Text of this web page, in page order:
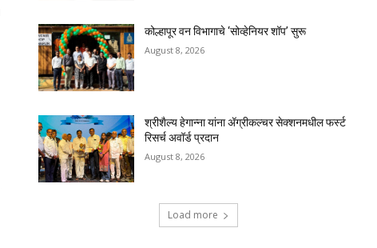
कोल्हापूर वन विभागाचे ‘सोव्हेनियर शॉप’ सुरू
August 8, 2026
श्रीशैल्य हेगान्ना यांना ॲग्रीकल्चर सेक्शनमधील फर्स्ट
रिसर्च अवॉर्ड प्रदान
August 8, 2026
Load more